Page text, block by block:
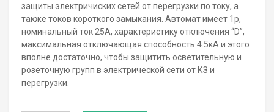
защиты электричиских сетей от перегрузки по току, а
также токов короткого замыкания. Автомат имеет 1р,
номинальный ток 25А, характеристику отключения “D”,
максимальная отключающая способность 4.5кА и этого
вполне достаточно, чтобы защитить осветительную и
розеточную групп в электрической сети от КЗ и
перегрузки.